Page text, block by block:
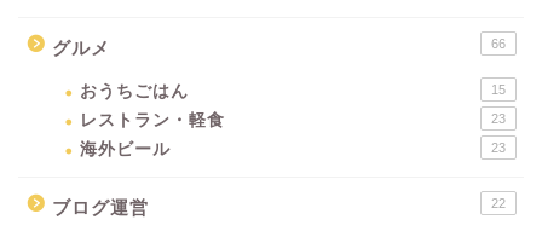
グルメ 66
おうちごはん 15
レストラン・軽食 23
海外ビール 23
ブログ運営 22